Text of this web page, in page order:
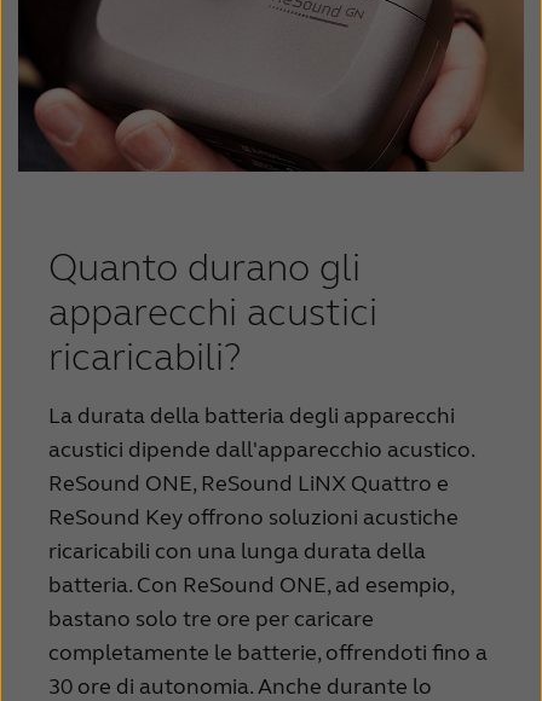
Quanto durano gli
apparecchi acustici
ricaricabili?
La durata della batteria degli apparecchi
acustici dipende dall'apparecchio acustico.
ReSound ONE, ReSound LiNX Quattro e
ReSound Key offrono soluzioni acustiche
ricaricabili con una lunga durata della
batteria. Con ReSound ONE, ad esempio,
bastano solo tre ore per caricare
completamente le batterie, offrendoti fino a
30 ore di autonomia. Anche durante lo